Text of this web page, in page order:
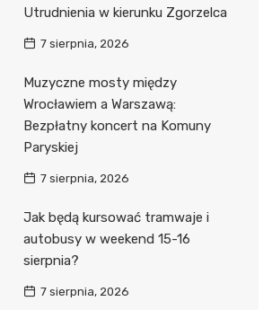
Utrudnienia w kierunku Zgorzelca
7 sierpnia, 2026
Muzyczne mosty między
Wrocławiem a Warszawą:
Bezpłatny koncert na Komuny
Paryskiej
7 sierpnia, 2026
Jak będą kursować tramwaje i
autobusy w weekend 15-16
sierpnia?
7 sierpnia, 2026